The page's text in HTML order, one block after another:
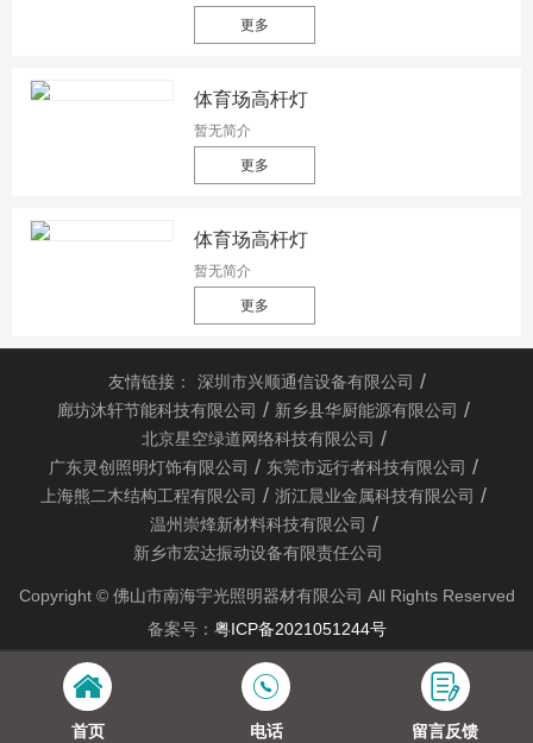
更多
体育场高杆灯
暂无简介
更多
体育场高杆灯
暂无简介
更多
友情链接：
深圳市兴顺通信设备有限公司
廊坊沐轩节能科技有限公司
新乡县华厨能源有限公司
北京星空绿道网络科技有限公司
广东灵创照明灯饰有限公司
东莞市远行者科技有限公司
上海熊二木结构工程有限公司
浙江晨业金属科技有限公司
温州崇烽新材料科技有限公司
新乡市宏达振动设备有限责任公司
Copyright © 佛山市南海宇光照明器材有限公司 All Rights Reserved
备案号： 粤ICP备2021051244号
首页 电话 留言反馈